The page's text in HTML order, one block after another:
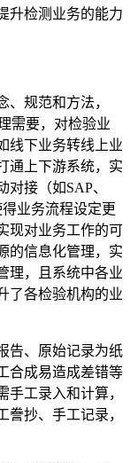
升检测业务的能力
规范和方法，
需要，对检验业
线下业务转线上业
通上下游系统，实
接（如SAP、
业务流程设定更
现对业务工作的可
的信息化管理，实
理，且系统中各业
了各检验机构的业
、原始记录为纸
合成易造成差错等
工录入和计算，
抄、手工记录，